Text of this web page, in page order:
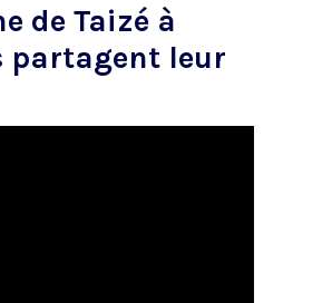
de Taizé à
partagent leur